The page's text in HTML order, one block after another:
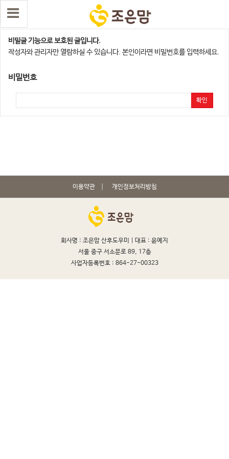
수원,오산지점
비밀글 기능으로 보호된 글입니다.
작성자와 관리자만 열람하실 수 있습니다. 본인이라면 비밀번호를 입력하세요.
비밀번호
확인
이용약관 개인정보처리방침
회사명 : 조은맘 산후도우미 | 대표 : 윤예지
서울 중구 서소문로 89, 17층
사업자등록번호 : 864-27-00323